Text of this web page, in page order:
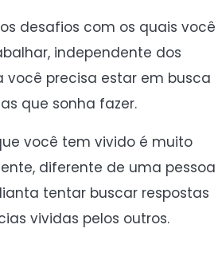
desafios com os quais você
independente dos
você precisa estar em busca
que sonha fazer.
você tem vivido é muito
diferente de uma pessoa
tentar buscar respostas
vividas pelos outros.